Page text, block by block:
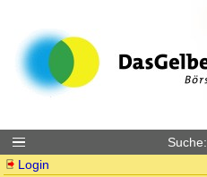
Suche:
Login